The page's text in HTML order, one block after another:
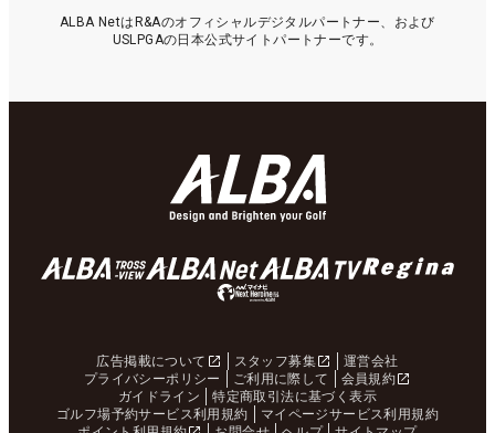
ALBA NetはR&Aのオフィシャルデジタルパートナー、および
USLPGAの日本公式サイトパートナーです。
広告掲載について スタッフ募集
運営会社
プライバシーポリシー
ご利用に際して
会員規約
ガイドライン
特定商取引法に基づく表示
ゴルフ場予約サービス利用規約
マイページサービス利用規約